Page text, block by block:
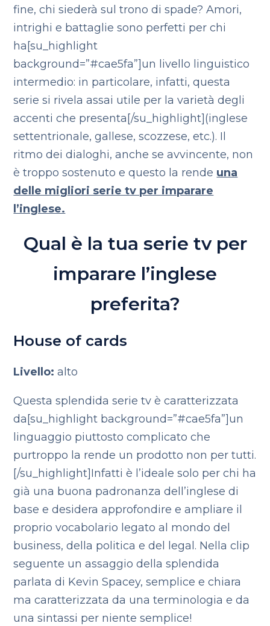
fine, chi siederà sul trono di spade? Amori,
intrighi e battaglie sono perfetti per chi
ha[su_highlight
background=”#cae5fa”]un livello linguistico
intermedio: in particolare, infatti, questa
serie si rivela assai utile per la varietà degli
accenti che presenta[/su_highlight](inglese
settentrionale, gallese, scozzese, etc.). Il
ritmo dei dialoghi, anche se avvincente, non
è troppo sostenuto e questo la rende una
delle migliori serie tv per imparare
l’inglese.
Qual è la tua serie tv per
imparare l’inglese
preferita?
House of cards
Livello: alto
Questa splendida serie tv è caratterizzata
da[su_highlight background=”#cae5fa”]un
linguaggio piuttosto complicato che
purtroppo la rende un prodotto non per tutti.
[/su_highlight]Infatti è l’ideale solo per chi ha
già una buona padronanza dell’inglese di
base e desidera approfondire e ampliare il
proprio vocabolario legato al mondo del
business, della politica e del legal. Nella clip
seguente un assaggio della splendida
parlata di Kevin Spacey, semplice e chiara
ma caratterizzata da una terminologia e da
una sintassi per niente semplice!